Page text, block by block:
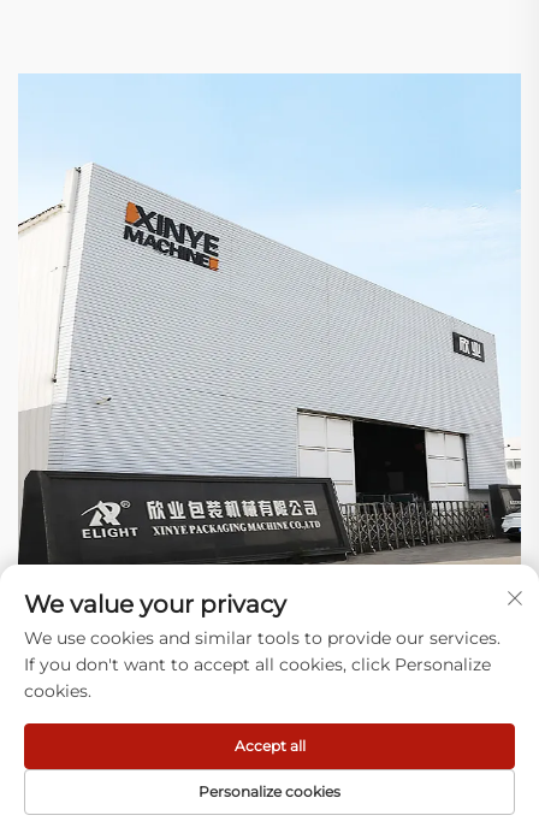
Γιατί να μας επιλέξετε
1) Εμπειρογνωμοσύνη: Εστιάζουμε στην κατασκευή εξοπλισμού για
πλαστικές σακούλες και στην επίλυση πραγματικών προβλημάτων
στη γραμμή παραγωγής σας (εμπλοκές, απόβλητα) για χιλιάδες
2) Νεότερη Τεχνολογία: Η σχεδίασή μας καλύπτει πολλά χρόνια,
κάνουμε βελτιώσεις κάθε χρόνο, προχωρώντας στον έλεγχο, σε πιο
We value your privacy
We use cookies and similar tools to provide our services.
If you don't want to accept all cookies, click Personalize
cookies.
Personalize cookies
Accept all